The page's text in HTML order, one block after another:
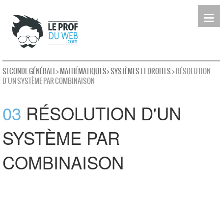
≡
leProfDuWeb
Seconde
Première
Terminale
Rechercher
SECONDE GÉNÉRALE>MATHÉMATIQUES>SYSTÈMES ET DROITES> RÉSOLUTION
D'UN SYSTÈME PAR COMBINAISON
03 RÉSOLUTION D'UN
SYSTÈME PAR
COMBINAISON